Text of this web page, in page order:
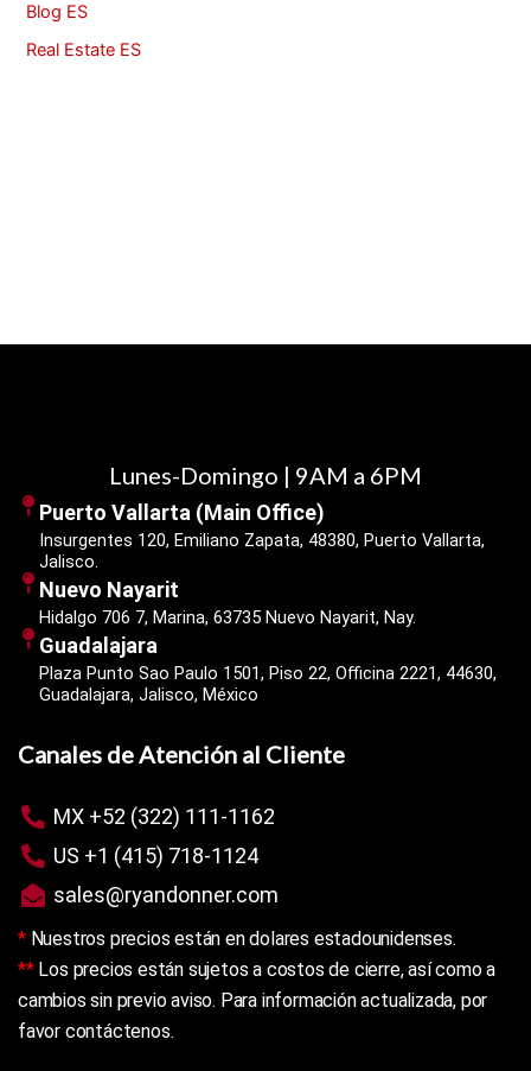
Blog ES
Real Estate ES
Lunes-Domingo | 9AM a 6PM
Puerto Vallarta (Main Office)
Insurgentes 120, Emiliano Zapata, 48380, Puerto Vallarta,
Jalisco.
Nuevo Nayarit
Hidalgo 706 7, Marina, 63735 Nuevo Nayarit, Nay.
Guadalajara
Plaza Punto Sao Paulo 1501, Piso 22, Officina 2221, 44630,
Guadalajara, Jalisco, México
Canales de Atención al Cliente
MX +52 (322) 111-1162
US +1 (415) 718-1124
sales@ryandonner.com
* Nuestros precios están en dolares estadounidenses.
** Los precios están sujetos a costos de cierre, así como a
cambios sin previo aviso. Para información actualizada, por
favor contáctenos.